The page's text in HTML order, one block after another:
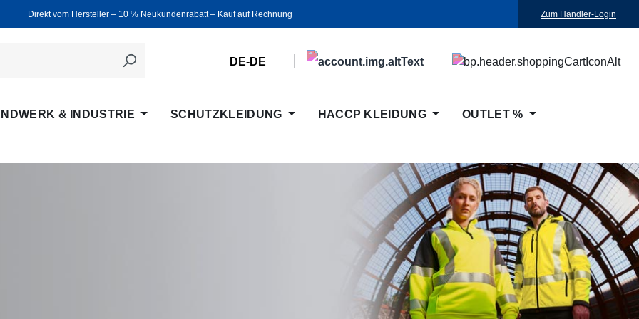
Direkt vom Hersteller ‒ 10 % Neukundenrabatt ‒ Kauf auf Rechnung Zum Händler-Login
DE-DE
& INDUSTRIE SCHUTZKLEIDUNG HACCP KLEIDUNG OUTLET %